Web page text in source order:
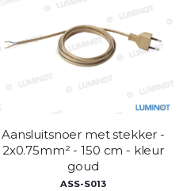
Aansluitsnoer met stekker -
2x0.75mm² - 150 cm - kleur
goud
ASS-S013